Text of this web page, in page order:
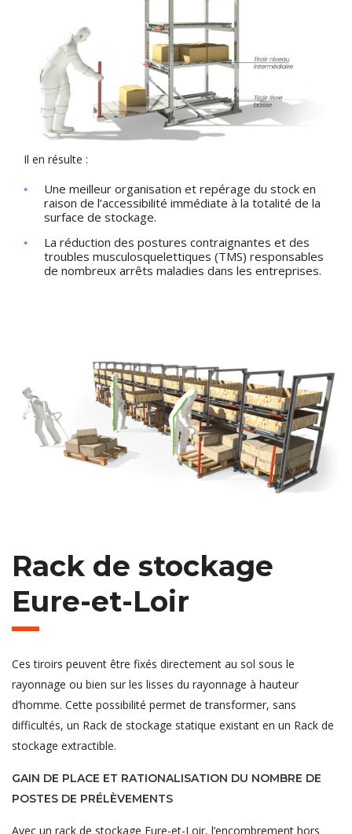
Il en résulte :
Une meilleur organisation et repérage du stock en
raison de l’accessibilité immédiate à la totalité de la
surface de stockage.
La réduction des postures contraignantes et des
troubles musculosquelettiques (TMS) responsables
de nombreux arrêts maladies dans les entreprises.
Rack de stockage
Eure-et-Loir
Ces tiroirs peuvent être fixés directement au sol sous le
rayonnage ou bien sur les lisses du rayonnage à hauteur
d’homme. Cette possibilité permet de transformer, sans
difficultés, un Rack de stockage statique existant en un Rack de
stockage extractible.
GAIN DE PLACE ET RATIONALISATION DU NOMBRE DE
POSTES DE PRÉLÈVEMENTS
Avec un rack de stockage Eure-et-Loir, l’encombrement hors